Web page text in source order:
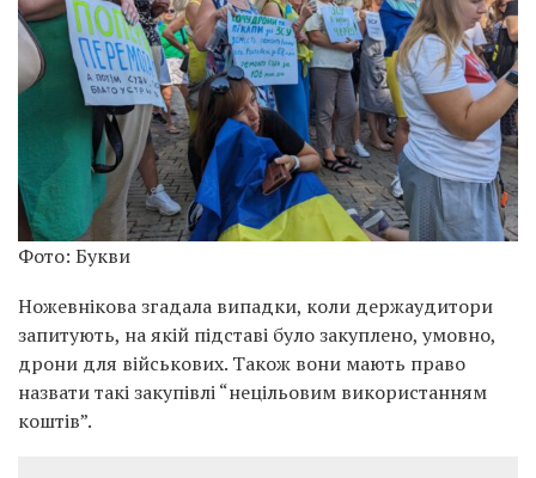
Фото: Букви
Ножевнікова згадала випадки, коли держаудитори
запитують, на якій підставі було закуплено, умовно,
дрони для військових. Також вони мають право
назвати такі закупівлі “нецільовим використанням
коштів”.